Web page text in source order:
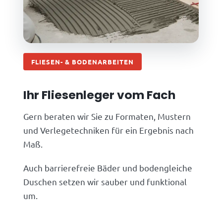
FLIESEN- & BODENARBEITEN
Ihr Fliesenleger vom Fach
Gern beraten wir Sie zu Formaten, Mustern
und Verlegetechniken für ein Ergebnis nach
Maß.
Auch barrierefreie Bäder und bodengleiche
Duschen setzen wir sauber und funktional
um.